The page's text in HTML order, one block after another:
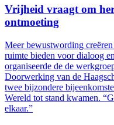
Vrijheid vraagt om
ontmoeting
Meer bewustwording
ruimte bieden voor dialoog
organiseerde de de
Doorwerking van de
twee bijzondere
Wereld tot stand kwamen.
elkaar.”